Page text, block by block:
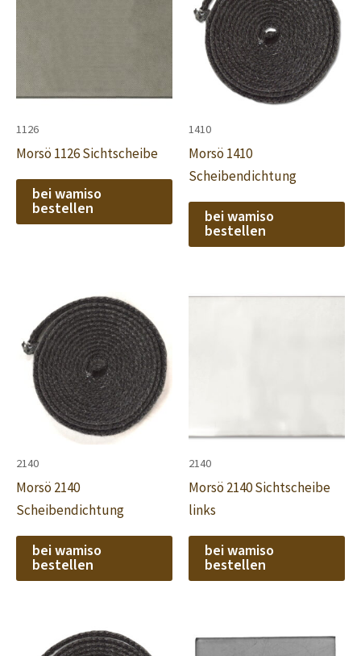
1126
Morsö 1126 Sichtscheibe
bei wamiso
bestellen
1410
Morsö 1410
Scheibendichtung
bei wamiso
bestellen
2140
Morsö 2140
Scheibendichtung
bei wamiso
bestellen
2140
Morsö 2140 Sichtscheibe
links
bei wamiso
bestellen